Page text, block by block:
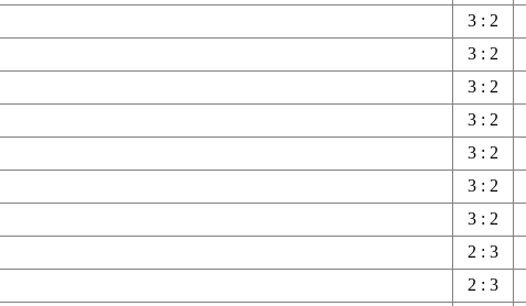
3 : 2
3 : 2
3 : 2
3 : 2
3 : 2
3 : 2
3 : 2
2 : 3
2 : 3